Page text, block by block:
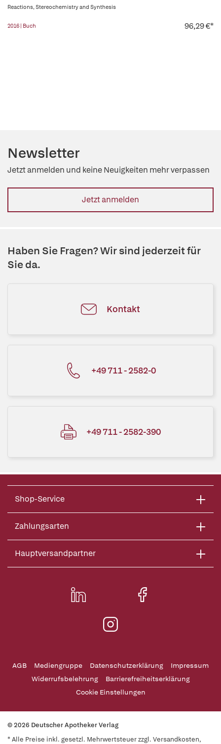
Reactions, Stereochemistry and Synthesis
2016 | Buch 96,29 €*
Newsletter
Jetzt anmelden und keine Neuigkeiten mehr verpassen
Jetzt anmelden
Haben Sie Fragen? Wir sind jederzeit für
Sie da.
Kontakt
+49 711 - 2582-0
+49 711 - 2582-390
Shop-Service
Zahlungsarten
Hauptversandpartner
AGB Mediengruppe Datenschutzerklärung
Impressum
Widerrufsbelehrung
Barrierefreiheitserklärung
Cookie Einstellungen
© 2026 Deutscher Apotheker Verlag
* Alle Preise inkl. gesetzl. Mehrwertsteuer zzgl. Versandkosten,